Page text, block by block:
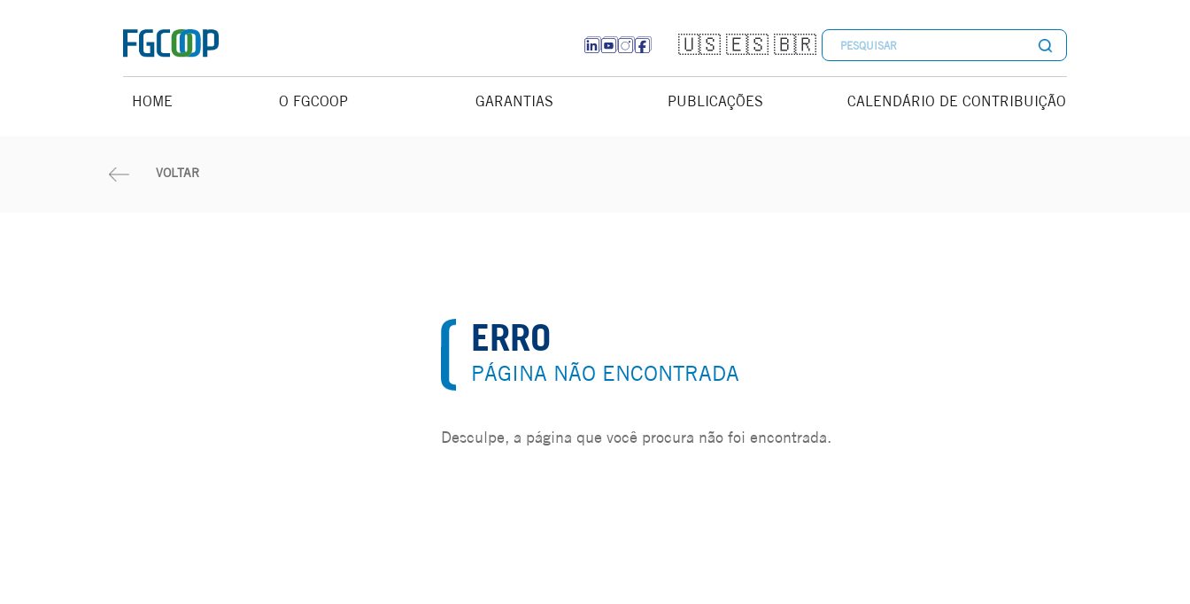
🇺🇸 🇪🇸 🇧🇷
HOME O FGCOOP GARANTIAS PUBLICAÇÕES CALENDÁRIO DE CONTRIBUIÇÃO
VOLTAR
ERRO
PÁGINA NÃO ENCONTRADA
Desculpe, a página que você procura não foi encontrada.